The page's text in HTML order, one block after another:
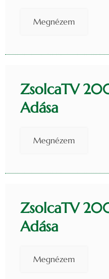
Megnézem
ZsolcaTV
Adása
Megnézem
ZsolcaTV
Adása
Megnézem